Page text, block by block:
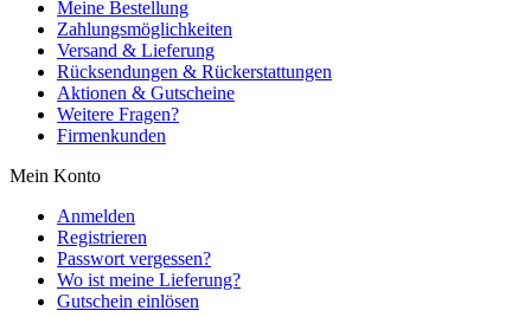
Meine Bestellung
Zahlungsmöglichkeiten
Versand & Lieferung
Rücksendungen & Rückerstattungen
Aktionen & Gutscheine
Weitere Fragen?
Firmenkunden
Mein Konto
Anmelden
Registrieren
Passwort vergessen?
Wo ist meine Lieferung?
Gutschein einlösen